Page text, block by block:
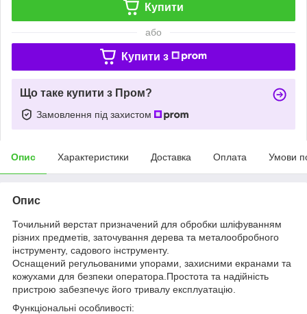
Купити
або
Купити з
Що таке купити з Пром?
Замовлення під захистом
Опис Характеристики Доставка Оплата Умови
Опис
Точильний верстат призначений для обробки шліфуванням
різних предметів, заточування дерева та металообробного
інструменту, садового інструменту.
Оснащений регульованими упорами, захисними екранами та
кожухами для безпеки оператора.Простота та надійність
пристрою забезпечує його тривалу експлуатацію.
Функціональні особливості: